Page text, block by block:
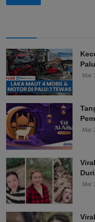
Mar
Mar
Mar